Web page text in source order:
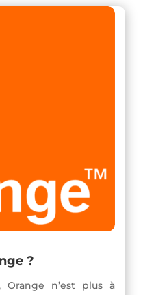
?
Orange n’est plus à